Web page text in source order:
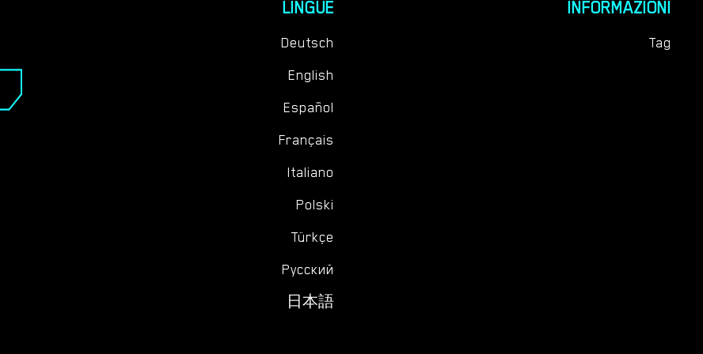
LINGUE
Deutsch
English
Español
Français
Italiano
Polski
Türkçe
Русский
日本語
INFORMAZIONI
Tag